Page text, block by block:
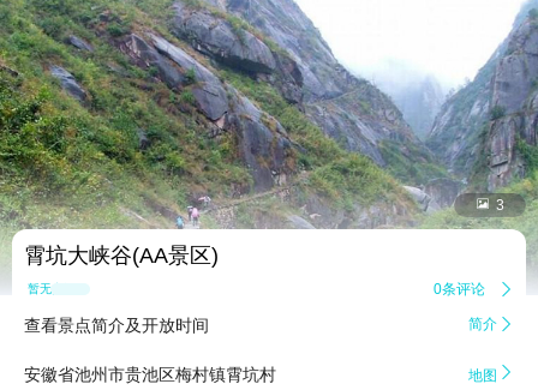
 3
霄坑大峡谷(AA景区)
暂无点评 0条评论 
查看景点简介及开放时间 简介 
安徽省池州市贵池区梅村镇霄坑村 地图 
